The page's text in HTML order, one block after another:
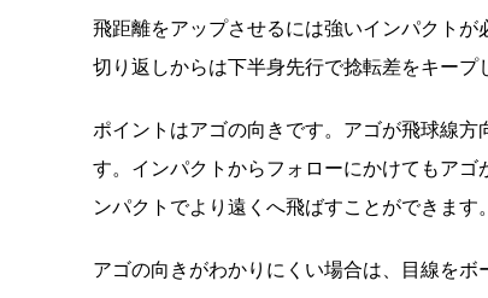
飛距離をアップさせるには強いインパクトが
切り返しからは下半身先行で捻転差をキープ
ポイントはアゴの向きです。アゴが飛球線
す。インパクトからフォローにかけてもア
ンパクトでより遠くへ飛ばすことができます。
アゴの向きがわかりにくい場合は、目線を